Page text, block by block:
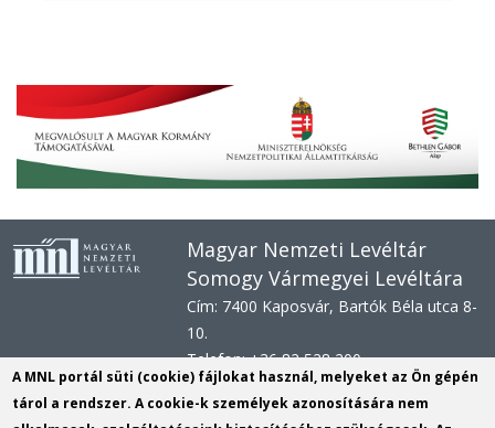
Magyar Nemzeti Levéltár
Somogy Vármegyei Levéltára
Cím: 7400 Kaposvár, Bartók Béla utca 8-
10.
Telefon: +36 82 528 200
E-mail: svl@mnl.gov.hu
Honlap: www.mnl.gov.hu/sml
A MNL portál süti (cookie) fájlokat használ, melyeket az Ön gépén
tárol a rendszer. A cookie-k személyek azonosítására nem